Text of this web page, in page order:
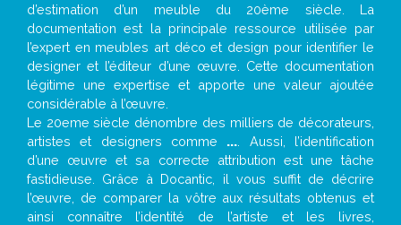
d’estimation d’un meuble du 20ème siècle. La
documentation est la principale ressource utilisée par
l’expert en meubles art déco et design pour identifier le
designer et l’éditeur d’une œuvre. Cette documentation
légitime une expertise et apporte une valeur ajoutée
considérable à l’œuvre.
Le 20eme siècle dénombre des milliers de décorateurs,
artistes et designers comme ... . Aussi, l’identification
d’une œuvre et sa correcte attribution est une tâche
fastidieuse. Grâce à Docantic, il vous suffit de décrire
l’œuvre, de comparer la vôtre aux résultats obtenus et
ainsi connaître l’identité de l’artiste et les livres,